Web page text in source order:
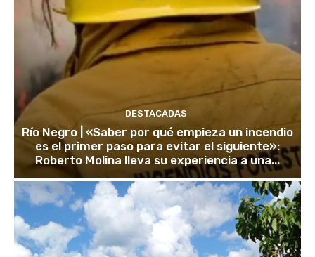
DESTACADAS
Río Negro | «Saber por qué empieza un incendio
es el primer paso para evitar el siguiente»:
Roberto Molina lleva su experiencia a una...